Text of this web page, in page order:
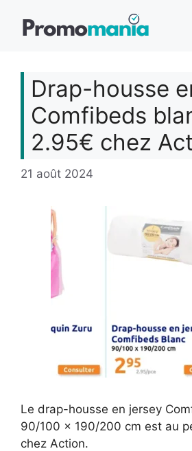
Drap-housse
Comfibeds
2.95€ chez
21 août 2024
Le drap-housse en jersey
90/100 x 190/200 cm est au
chez Action.